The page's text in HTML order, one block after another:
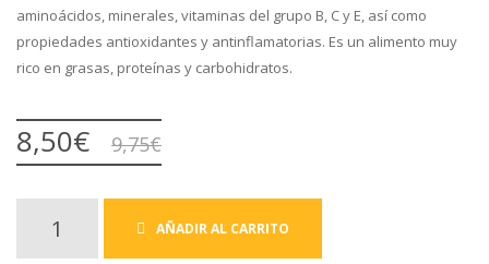
aminoácidos, minerales, vitaminas del grupo B, C y E, así como
propiedades antioxidantes y antinflamatorias. Es un alimento muy
rico en grasas, proteínas y carbohidratos.
8,50€ 9,75€
Nuez AÑADIR AL CARRITO